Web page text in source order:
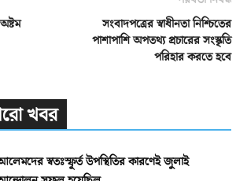
সংবাদপত্রের স্বাধীনতা নিশ্চিতের
পাশাপাশি অপতথ্য প্রচারের সংস্কৃতি
পরিহার করতে হবে
খবর
স্বতঃস্ফূর্ত উপস্থিতির কারণেই জুলাই